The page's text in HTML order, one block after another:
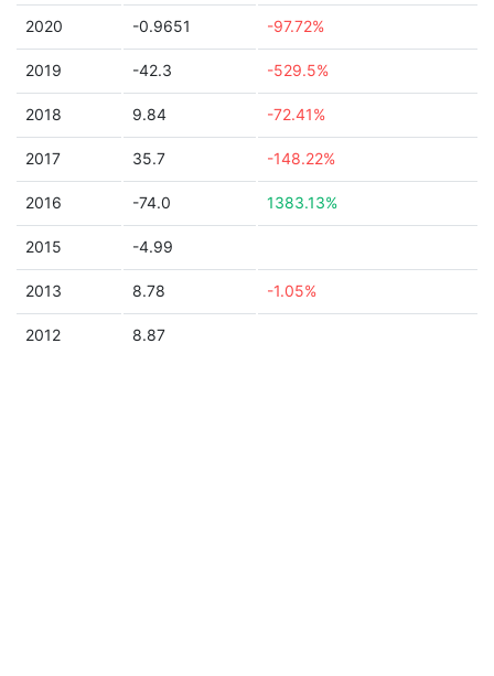
2020 -0.9651 -97.72%
2019 -42.3 -529.5%
2018 9.84 -72.41%
2017 35.7 -148.22%
2016 -74.0 1383.13%
2015 -4.99
2013 8.78 -1.05%
2012 8.87